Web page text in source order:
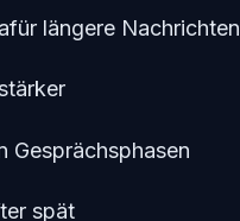
längere Nachrichten
Gesprächsphasen
spät